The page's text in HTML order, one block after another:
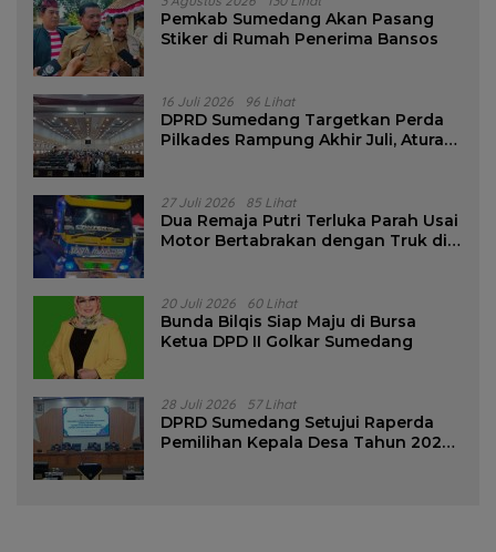
Pemkab Sumedang Akan Pasang
Stiker di Rumah Penerima Bansos
16 Juli 2026 96 Lihat
DPRD Sumedang Targetkan Perda
Pilkades Rampung Akhir Juli, Aturan
27 Juli 2026 85 Lihat
Dua Remaja Putri Terluka Parah Usai
Motor Bertabrakan dengan Truk di
20 Juli 2026 60 Lihat
Bunda Bilqis Siap Maju di Bursa
Ketua DPD II Golkar Sumedang
28 Juli 2026 57 Lihat
DPRD Sumedang Setujui Raperda
Pemilihan Kepala Desa Tahun 2026